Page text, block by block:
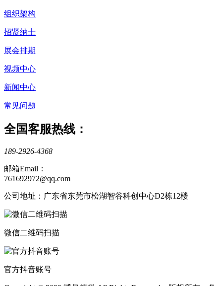
组织架构
招贤纳士
展会排期
视频中心
新闻中心
常见问题
全国客服热线：
189-2926-4368
邮箱Email：
761692972@qq.com
公司地址：广东省东莞市松湖智谷科创中心D2栋12楼
微信二维码扫描
官方抖音账号